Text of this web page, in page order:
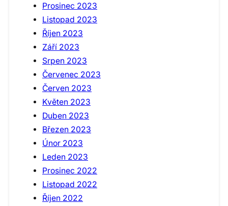
Prosinec 2023
Listopad 2023
Říjen 2023
Září 2023
Srpen 2023
Červenec 2023
Červen 2023
Květen 2023
Duben 2023
Březen 2023
Únor 2023
Leden 2023
Prosinec 2022
Listopad 2022
Říjen 2022